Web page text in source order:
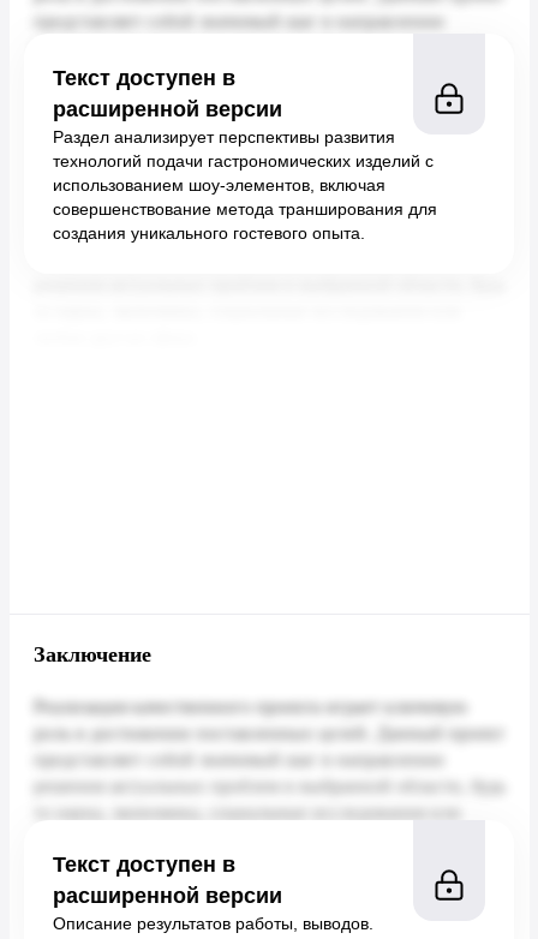
Текст доступен в
расширенной версии
Раздел анализирует перспективы развития
технологий подачи гастрономических изделий с
использованием шоу-элементов, включая
совершенствование метода транширования для
создания уникального гостевого опыта.
Заключение
Текст доступен в
расширенной версии
Описание результатов работы, выводов.